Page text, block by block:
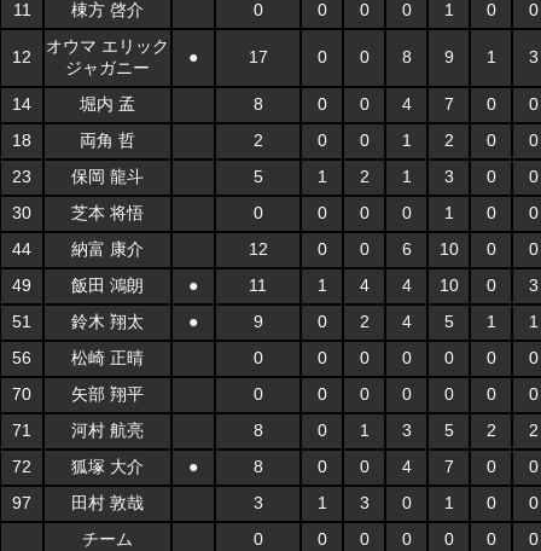
11 棟方 啓介 0 0 0 0 1 0 0
12
オウマ エリック
ジャガニー
● 17 0 0 8 9 1 3
14 堀内 孟 8 0 0 4 7 0
0
18
両角 哲 2 0 0 1 2 0
0
23
保岡 龍斗 5 1 2 1 3 0
0
30
芝本 将悟 0 0 0 0 1 0
0
44
納富 康介 12 0 0 6 10 0
0
49
飯田 鴻朗 ● 11 1 4 4 10 0
3
51
鈴木 翔太 ● 9 0 2 4 5 1
1
56
松崎 正晴 0 0 0 0 0 0
0
70
矢部 翔平 0 0 0 0 0 0
0
71
河村 航亮 8 0 1 3 5 2
2
72
狐塚 大介 ● 8 0 0 4 7 0
0
97
田村 敦哉 3 1 3 0 1 0
0
チーム
0 0 0 0 0 0 0